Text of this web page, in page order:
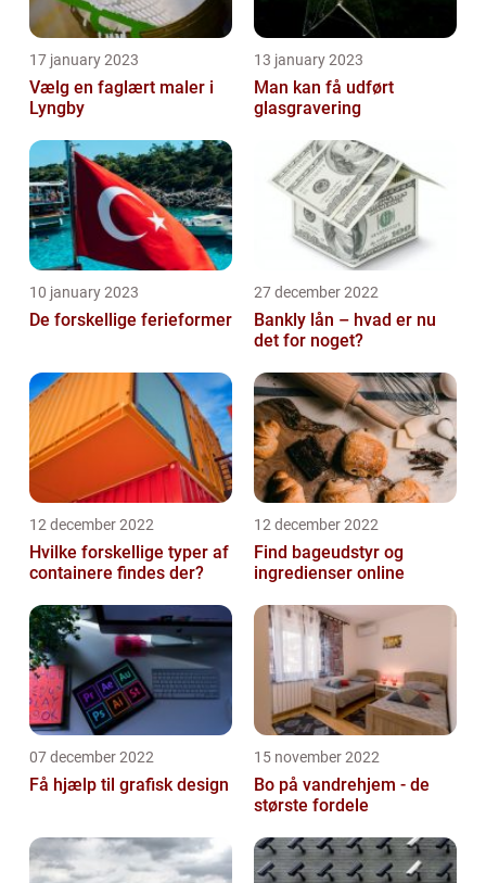
17 january 2023
Vælg en faglært maler i
Lyngby
13 january 2023
Man kan få udført
glasgravering
10 january 2023
De forskellige ferieformer
27 december 2022
Bankly lån – hvad er nu
det for noget?
12 december 2022
Hvilke forskellige typer af
containere findes der?
12 december 2022
Find bageudstyr og
ingredienser online
07 december 2022
Få hjælp til grafisk design
15 november 2022
Bo på vandrehjem - de
største fordele